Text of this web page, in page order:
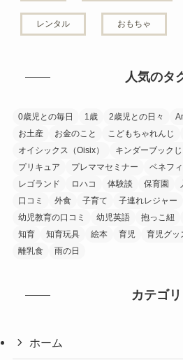
レンタル おもちゃ
人気のタ
0歳児との毎日 1歳 2歳児との日々
お土産
お金のこと こどもちゃれんじ
オイシックス（Oisix）
キンダーブック
プリキュア
プレママセミナー ベネフ
レゴランド
ロハコ 体験談 保育園
口コミ
外食 子育て 子連れレジャー
幼児教育の口コミ
幼児英語 抱っこ紐
知育
知育玩具 絵本 育児 育児グッ
離乳食
雨の日
カテゴリ
ホーム